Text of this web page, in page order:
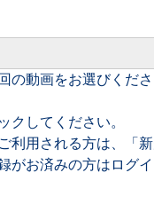
の動画をお選びくだ
クしてください。
利用される方は、「
がお済みの方はログ